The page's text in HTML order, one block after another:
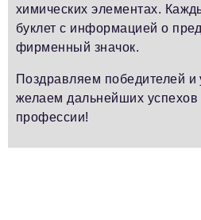
химических элементах.
буклет с информацией о
фирменный значок.
Поздравляем победителей и
желаем дальнейших успехов
профессии!